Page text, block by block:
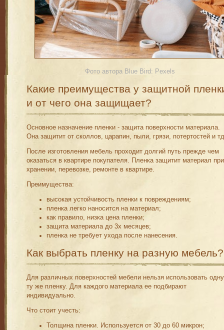
Фото автора Blue Bird: Pexels
Какие преимущества у защитной
и от чего она защищает?
Основное назначение пленки - защита поверхности материала.
Она защитит от сколлов, царапин, пыли, грязи, потертостей и
После изготовления мебель проходит долгий путь прежде чем
оказаться в квартире покупателя. Пленка защитит материал при
хранении, перевозке, ремонте в квартире.
Преимущества:
высокая устойчивость пленки к повреждениям;
пленка легко наносится на материал;
как правило, низка цена пленки;
защита материала до 3х месяцев;
пленка не требует ухода после нанесения.
Как выбрать пленку на разную мебель?
Для различных поверхностей мебели нельзя использовать
ту же пленку. Для каждого материала ее подбирают
индивидуально.
Что стоит учесть:
Толщина пленки. Используется от 30 до 60 микрон;